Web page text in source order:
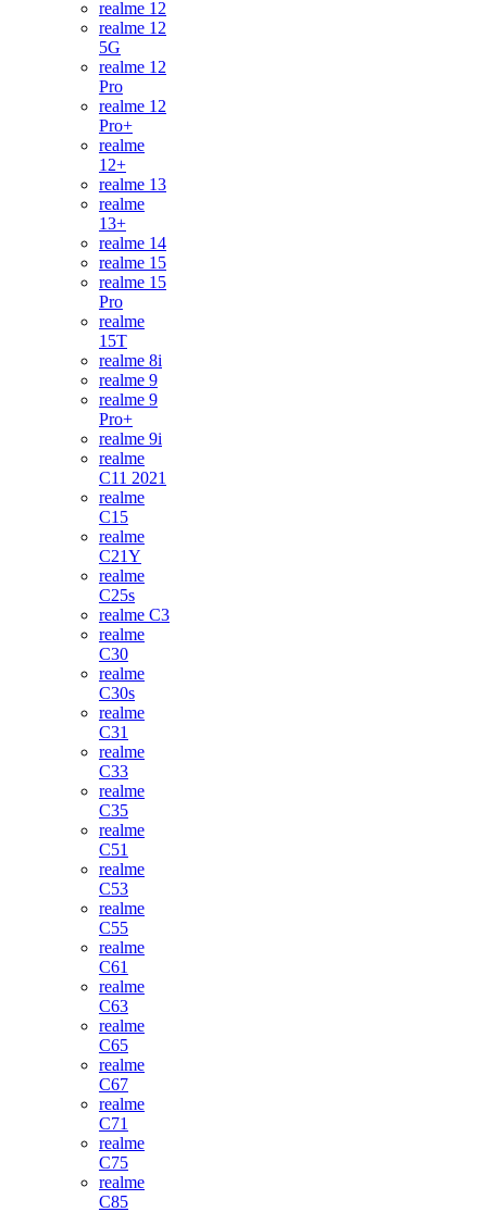
realme 12
realme 12
5G
realme 12
Pro
realme 12
Pro+
realme
12+
realme 13
realme
13+
realme 14
realme 15
realme 15
Pro
realme
15T
realme 8i
realme 9
realme 9
Pro+
realme 9i
realme
C11 2021
realme
C15
realme
C21Y
realme
C25s
realme C3
realme
C30
realme
C30s
realme
C31
realme
C33
realme
C35
realme
C51
realme
C53
realme
C55
realme
C61
realme
C63
realme
C65
realme
C67
realme
C71
realme
C75
realme
C85